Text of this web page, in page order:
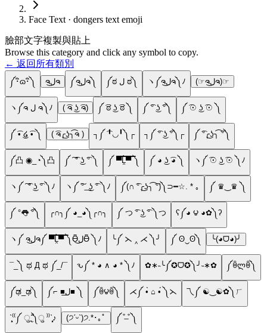
Face Text · dongers text emoji
臉部文字複製與貼上
Browse this category and click any symbol to copy.
← 返回所有類別
༼･ิɷ･ิ༽ ຈل͜ຈ ༼ຈل͜ຈ༽ ༼ಠ ل ಠ༽ ヽ༼ຈل͜ຈ༽ﾉ (☞ຈل͜ຈ)☞
ヽ༼ຈ ل ຈ༽ﾉ ( ͡ຈ ͜ʖ ͡ຈ) ༼ ͡ಠ ͜ʖ ͡ಠ ༽ ༼ ͡° ͜ʖ ͡°༽ ༼ ͡☉ ͜ʖ ͡☉ ༽
༼ ͡• ͜໒ ͡• ༽ ( ͡ຈ╭͜ʖ╮͡ຈ ) ┐༼ ͡╹◡╹༽┌ ┐༼ ͡° ͜ʖ ͡°༽┌ ༼ ͡°╭͜ʖ╮͡ ͡°༽
༼凸 ◉_◔༽凸 ༼ ͠ ͡° ͜ʖ ͡° ༽ ༼ ▀̿̿Ĺ̯̿̿▀̿ ̿༽ ༼ ◕ ͜ʖ ͡◕ ༽ ヽ༼ ͡☉ ͜ʖ ͡☉ ༽ﾉ
ヽ༼ ͠ ͡° ͜ʖ ͡° ༽ﾉ ヽ༼ ͠° ͟ ͜ʖ ͡° ༽ﾉ ༼(∩ ͡°╭͜ʖ╮͡ ͡°)༽⊃━☆. * ｡ ༼ ♛‿♛ ༽
༼ °👅 ͡°༽ ╭∩╮༼ ◕_◕༽╭∩╮ ༼ つ ͡° ͜ʖ ͡° ༽つ ʕ༼◕ ౪ ◕✿༽ʔ
ヽ༼ ຈل͜ຈ༼ ▀̿̿Ĺ̯̿̿▀̿ ̿༽Ɵ͆ل͜Ɵ͆ ༽ﾉ ╰༼ ⋋ ‸ ⋌ ༽╯ ༼ ʘ‿ʘ༽ ╰(◕ᗜ◕)╯
¯_༽ ಥ Д ಥ ༼_/¯ ԅ༼ * ◕ ∧ ◕ * ༽ﾉ ✿∗˵╰༼✪ᗜ✪༽╯˵∗✿ ༼ꉺლꉺ༽
༼ಢ_ಢ༽ ༼⌐ ■ل͟■ ༽ ༼ꉺ౪ꉺ༽ ⋌༼ •̀ ⌂ •́ ༽⋋ 乁༼ ☯‿☯✿༽ㄏ
ˋ̧̧̖⁽⁽༼ ु˳̮̑̈༽ु ⁾⁾ˋ̧̧̖♪ (੭ˊᵕˋ)੭.*･｡ﾟ ༼ ͒ ̶ ͒ ༽